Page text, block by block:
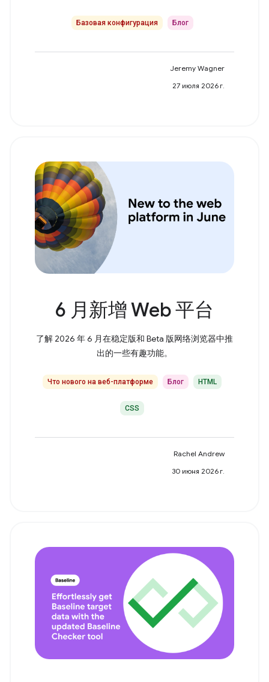
Базовая конфигурация Блог
Jeremy Wagner
27 июля 2026 г.
6 月新增 Web 平台
了解 2026 年 6 月在稳定版和 Beta 版网络浏览器中推
出的一些有趣功能。
Что нового на веб-платформе Блог HTML
CSS
Rachel Andrew
30 июня 2026 г.